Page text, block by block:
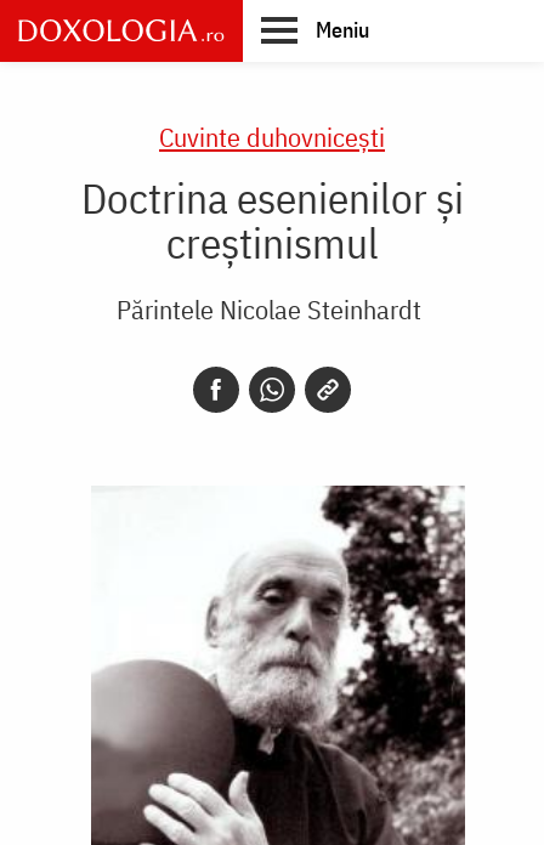
Skip
to
main
Meniu
Cuvinte duhovnicești
Doctrina esenienilor și
creștinismul
Părintele Nicolae Steinhardt